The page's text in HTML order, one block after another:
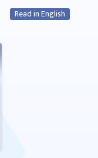
Read in English